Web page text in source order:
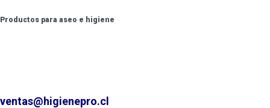
Productos para aseo e higiene
ventas@higienepro.cl